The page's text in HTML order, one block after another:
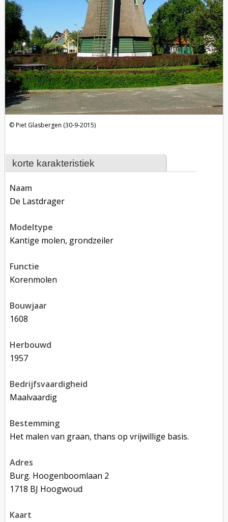
korte karakteristiek
naam
De Lastdrager
modeltype
Kantige molen, grondzeiler
functie
korenmolen
bouwjaar
1608
herbouwd
1957
bedrijfsvaardigheid
Maalvaardig
bestemming
Het malen van graan, thans op vrijwillige basis.
adres
Burg. Hoogenboomlaan 2
1718 BJ Hoogwoud
kaart
Piet Glasbergen (30-9-2015)